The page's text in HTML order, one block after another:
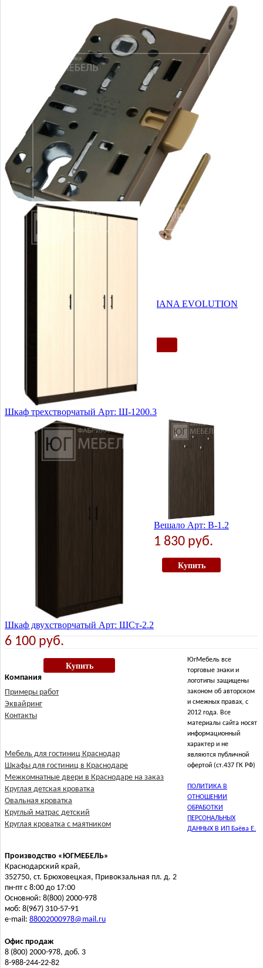
Купить
Замок межкомнатный под ключ MEDIANA EVOLUTION
Шкаф трехстворчатый Арт: Ш-1200.3
7 520 руб.
Шкаф двухстворчатый Арт: ШСт-2.2
6 100 руб.
Купить
Вешало Арт: В-1.2
1 830 руб.
Купить
Компания
Примеры работ
Эквайринг
Контакты
Мебель для гостиниц Краснодар
Шкафы для гостиниц в Краснодаре
Межкомнатные двери в Краснодаре на заказ
Круглая детская кроватка
Овальная кроватка
Круглый матрас детский
Круглая кроватка с маятником
Производство «ЮГМЕБЕЛЬ»
Краснодарский край,
352750, ст. Брюховецкая, Привокзальная пл. д. 2
пн-пт с 8:00 до 17:00
Основной: 8(800) 2000-978
моб: 8(967) 310-57-91
e-mail: 88002000978@mail.ru
Офис продаж
8 (800) 2000-978, доб. 3
8-988-244-22-82
ЮгМебель все
торговые знаки и
логотипы защищены
законом об авторском
и смежных правах, с
2012 года. Все
материалы сайта носят
информационный
характер и не
являются публичной
офертой (ст.437 ГК РФ)
ПОЛИТИКА В
ОТНОШЕНИИ
ОБРАБОТКИ
ПЕРСОНАЛЬНЫХ
ДАННЫХ В ИП Баёва Е.